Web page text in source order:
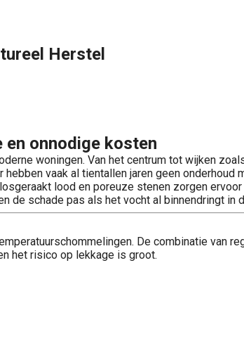
Herstel
onnodige kosten
woningen. Van het centrum tot wijken
vaak al tientallen jaren geen onderhoud
lood en poreuze stenen zorgen
de schade pas als het vocht al binnendringt in
De combinatie van
het risico op lekkage is groot.